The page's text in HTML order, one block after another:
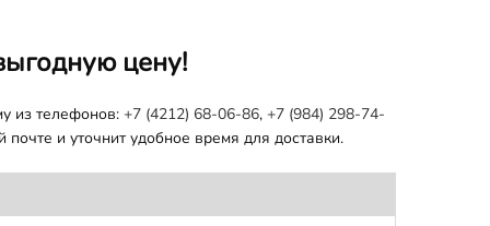
цену!
из телефонов: +7 (4212) 68-06-86, +7 (984) 298-74-
и уточнит удобное время для доставки.